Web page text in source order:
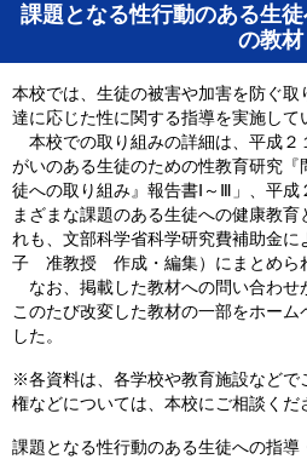
課題となる性行動のある生
の教材
本校では、生徒の被害や加害を防ぐ
達に応じた性に関する指導を実施して
本校での取り組みの詳細は、平成２
がいのある生徒のための性教育研究
徒への取り組み』報告書Ⅰ～Ⅲ」、平成
まざまな課題のある生徒への健康教
れも、文部科学省科学研究費補助金
子 准教授 作成・編集）にまとめら
なお、掲載した教材への問い合わせ
このたび改変した教材の一部をホーム
した。
※各資料は、各学校や教育施設など
権などについては、本校にご相談くだ
課題となる性行動のある生徒への指導